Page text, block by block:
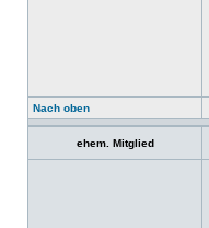
Nach oben
ehem. Mitglied